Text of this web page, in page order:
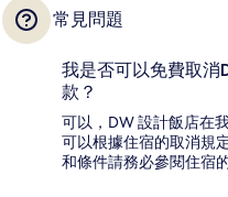
常見問題
我是否可以免費取消
款？
可以，DW 設計飯店在
可以根據住宿的取消規
和條件請務必參閱住宿